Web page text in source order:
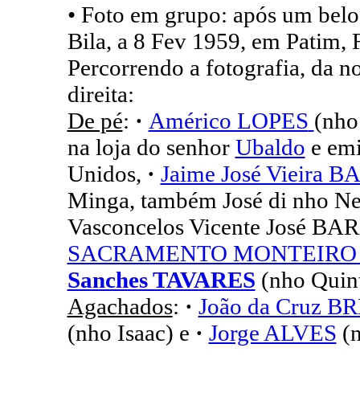
• Foto em grupo: após um
Bila, a 8 Fev 1959, em Patim,
Percorrendo a fotografia, da
direita:
De pé: · Américo LOPES
na loja do senhor Ubaldo e
Unidos, · Jaime José Vieira
Minga, também José di nho
Vasconcelos Vicente José
SACRAMENTO
Sanches TAVARES (nho
Agachados: · João da Cruz
(nho Isaac) e · Jorge ALVES